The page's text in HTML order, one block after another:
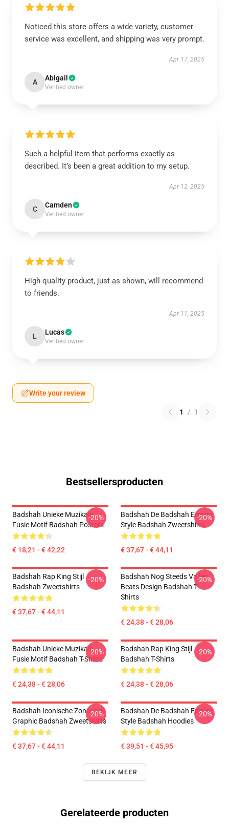
Noticed this store offers a wide variety, customer
service was excellent, and shipping was very prompt.
Apr 17, 2025
A Abigail
Verified owner
Such a helpful item that performs exactly as
described. It’s been a great addition to my setup.
Apr 12, 2025
C Camden
Verified owner
High-quality product, just as shown, will recommend
to friends.
Apr 11, 2025
L Lucas
Verified owner
Write your review
1 / 1
Bestsellersproducten
Badshah Unieke Muzikale
Fusie Motif Badshah Posters
€ 18,21 - € 42,22
-20%
Badshah De Badshah Empire
Style Badshah Zweetshirts
€ 37,67 - € 44,11
-20%
Badshah Rap King Stijl
Badshah Zweetshirts
€ 37,67 - € 44,11
-20%
Badshah Nog Steeds Vallen
Beats Design Badshah T-
Shirts
€ 24,38 - € 28,06
-20%
Badshah Unieke Muzikale
Fusie Motif Badshah T-Shirts
€ 24,38 - € 28,06
-20%
Badshah Rap King Stijl
Badshah T-Shirts
€ 24,38 - € 28,06
-20%
Badshah Iconische Zonnebril
Graphic Badshah Zweetshirts
€ 37,67 - € 44,11
-20%
Badshah De Badshah Empire
Style Badshah Hoodies
€ 39,51 - € 45,95
-20%
BEKIJK MEER
Gerelateerde producten